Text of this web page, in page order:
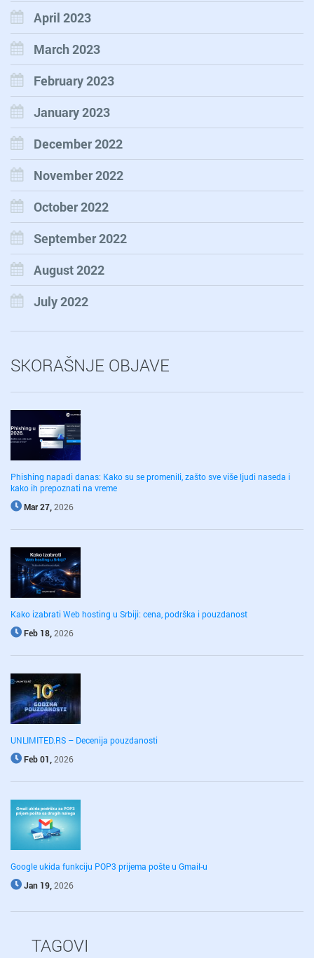
April 2023
March 2023
February 2023
January 2023
December 2022
November 2022
October 2022
September 2022
August 2022
July 2022
SKORAŠNJE OBJAVE
Phishing napadi danas: Kako su se promenili, zašto sve više ljudi naseda i
kako ih prepoznati na vreme
Mar 27,2026
Kako izabrati Web hosting u Srbiji: cena, podrška i pouzdanost
Feb 18,2026
UNLIMITED.RS – Decenija pouzdanosti
Feb 01,2026
Google ukida funkciju POP3 prijema pošte u Gmail-u
Jan 19,2026
TAGOVI